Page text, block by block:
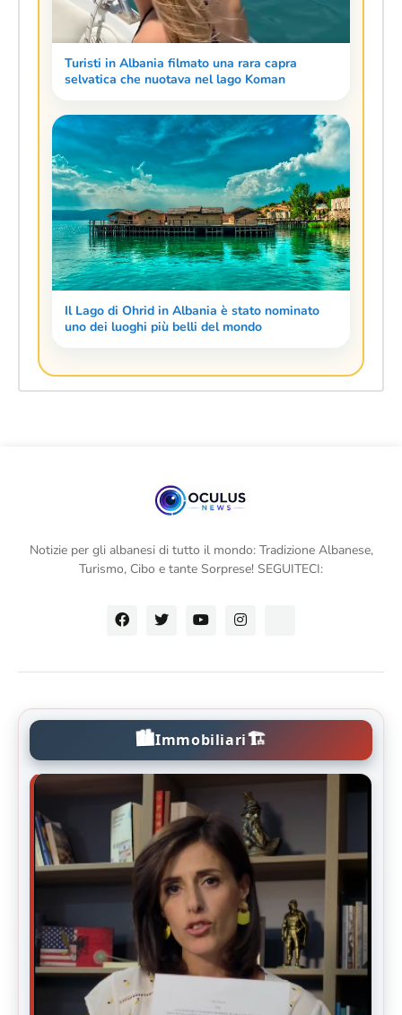
Turisti in Albania filmato una rara capra
selvatica che nuotava nel lago Koman
Il Lago di Ohrid in Albania è stato nominato
uno dei luoghi più belli del mondo
Notizie per gli albanesi di tutto il mondo: Tradizione Albanese,
Turismo, Cibo e tante Sorprese! SEGUITECI:
🏙️Immobiliari🏗️